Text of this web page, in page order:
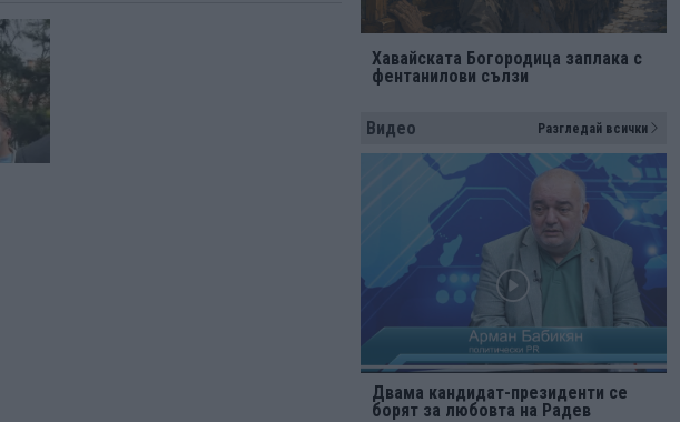
Хавайската Богородица заплака с
фентанилови сълзи
Видео Разгледай всички
Двама кандидат-президенти се
борят за любовта на Радев